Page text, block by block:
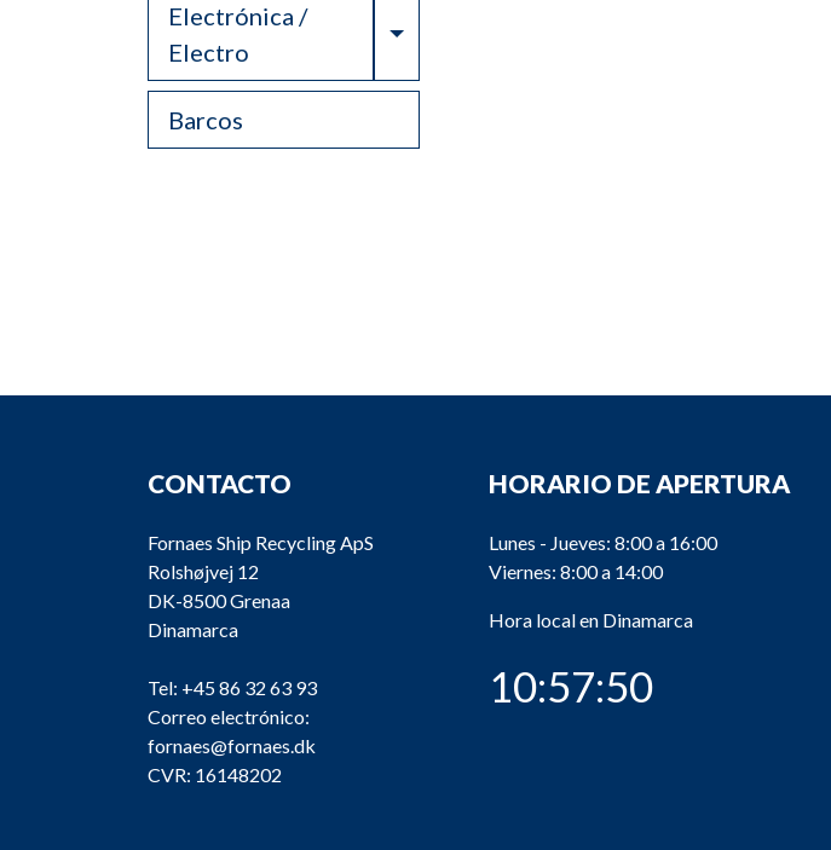
Electrónica /
Electro
Toggle Dropdown
Barcos
CONTACTO
Fornaes Ship Recycling ApS
Rolshøjvej 12
DK-8500 Grenaa
Dinamarca
Tel: +45 86 32 63 93
Correo electrónico:
fornaes@fornaes.dk
CVR: 16148202
HORARIO DE APERTURA
Lunes - Jueves: 8:00 a 16:00
Viernes: 8:00 a 14:00
Hora local en Dinamarca
10:57:51